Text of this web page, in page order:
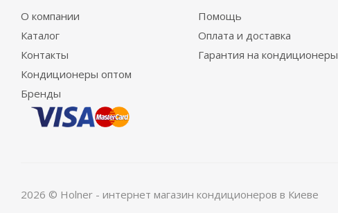
О компании
Каталог
Контакты
Кондиционеры оптом
Бренды
Помощь
Оплата и доставка
Гарантия на кондиционеры
2026 © Holner - интернет магазин кондиционеров в Киеве